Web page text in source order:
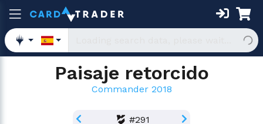
Paisaje retorcido
Commander 2018
#291